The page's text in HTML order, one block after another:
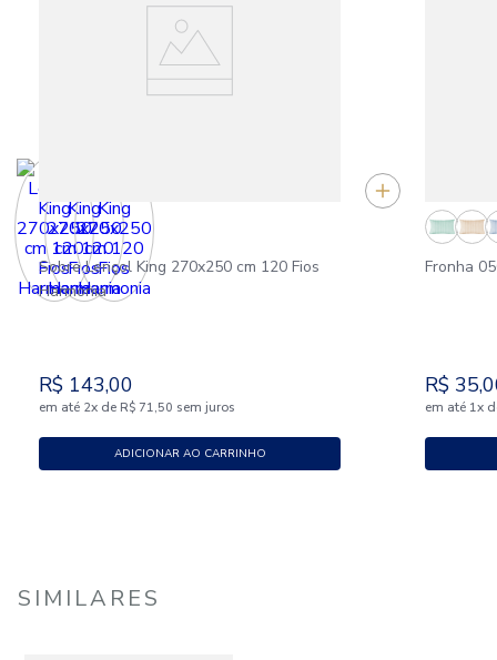
Sobre Lençol King 270x250 cm 120 Fios
Harmonia
R$ 143,00
em até 2x de R$ 71,50 sem juros
ADICIONAR AO CARRINHO
Fronha
R$ 35,
em até 1x
SIMILARES